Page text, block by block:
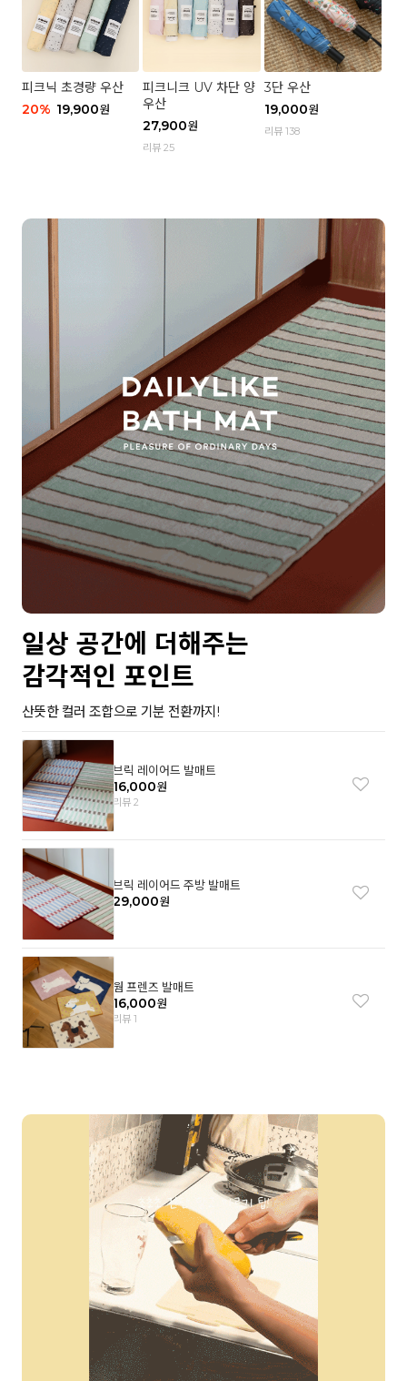
피크닉 초경량 우산
20% 19,900원
피크니크 UV 차단 양
우산
27,900원
리뷰 25
3단 우산
19,000원
리뷰 138
일상 공간에 더해주는
감각적인 포인트
산뜻한 컬러 조합으로 기분 전환까지!
브릭 레이어드 발매트
16,000원
리뷰 2
브릭 레이어드 주방 발매트
29,000원
웜 프렌즈 발매트
16,000원
리뷰 1